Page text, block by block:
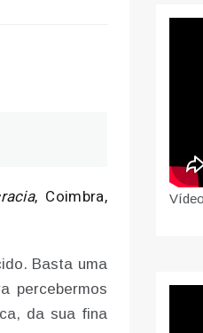
, Coimbra,
Basta uma
percebermos
da sua fina